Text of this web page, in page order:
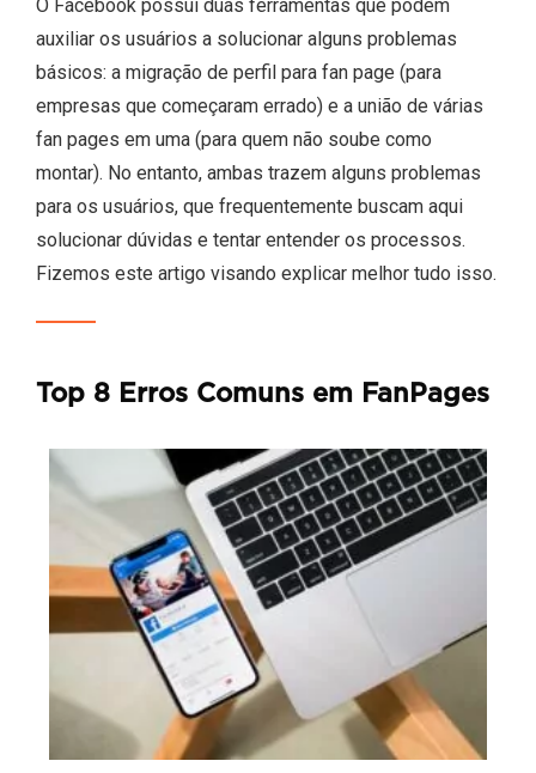
O Facebook possui duas ferramentas que podem
auxiliar os usuários a solucionar alguns problemas
básicos: a migração de perfil para fan page (para
empresas que começaram errado) e a união de várias
fan pages em uma (para quem não soube como
montar). No entanto, ambas trazem alguns problemas
para os usuários, que frequentemente buscam aqui
solucionar dúvidas e tentar entender os processos.
Fizemos este artigo visando explicar melhor tudo isso.
Top 8 Erros Comuns em FanPages